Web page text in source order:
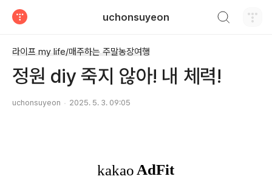
uchonsuyeon
라이프 my life/매주하는 주말농장여행
정원 diy 죽지 않아! 내 체력!
uchonsuyeon 2025. 5. 3. 09:05